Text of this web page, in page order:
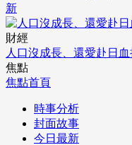
新
財經
人口沒成長、還愛赴日
焦點
焦點首頁
時事分析
封面故事
今日最新